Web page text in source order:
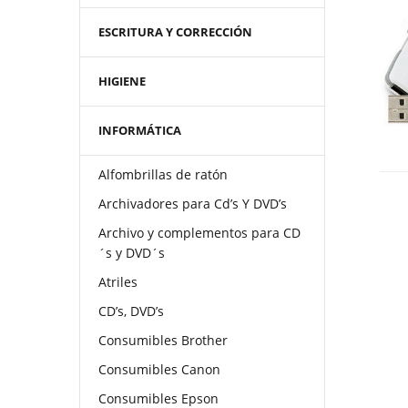
ESCRITURA Y CORRECCIÓN
HIGIENE
INFORMÁTICA
Alfombrillas de ratón
Archivadores para Cd’s Y DVD’s
Archivo y complementos para CD
´s y DVD´s
Atriles
CD’s, DVD’s
Consumibles Brother
Consumibles Canon
Consumibles Epson